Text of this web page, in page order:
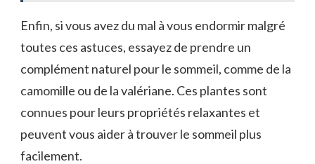
Enfin, si vous avez du⁢ mal à ⁤vous endormir malgré
toutes ces astuces, essayez de prendre‍ un
complément naturel pour le sommeil, comme de⁤ la
camomille​ ou de ⁢la valériane. Ces plantes sont
connues pour leurs propriétés ‍relaxantes et
peuvent‌ vous aider ‍à trouver le sommeil plus
facilement.